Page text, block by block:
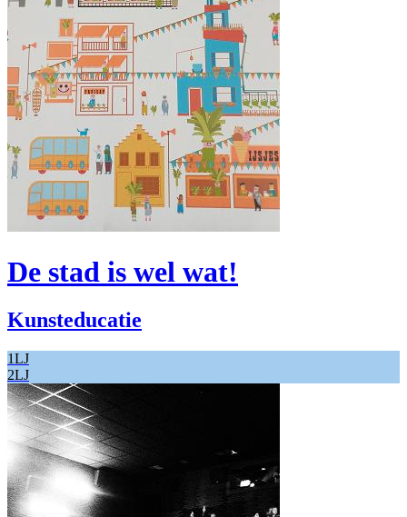
De stad is wel wat!
Kunsteducatie
1LJ
2LJ